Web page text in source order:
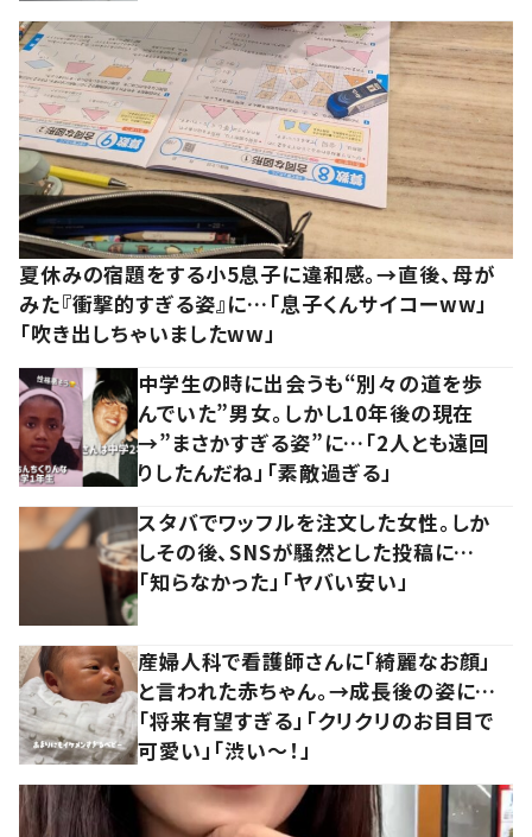
夏休みの宿題をする小5息子に違和感。→直後、母が
みた『衝撃的すぎる姿』に…「息子くんサイコーww」
「吹き出しちゃいましたww」
中学生の時に出会うも“別々の道を歩
んでいた”男女。しかし10年後の現在
→”まさかすぎる姿”に…「2人とも遠回
りしたんだね」「素敵過ぎる」
スタバでワッフルを注文した女性。しか
しその後、SNSが騒然とした投稿に…
「知らなかった」「ヤバい安い」
産婦人科で看護師さんに「綺麗なお顔」
と言われた赤ちゃん。→成長後の姿に…
「将来有望すぎる」「クリクリのお目目で
可愛い」「渋い～！」